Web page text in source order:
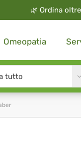
🌿 Ordina
Omeopatia